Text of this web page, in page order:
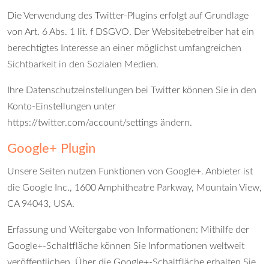
Die Verwendung des Twitter-Plugins erfolgt auf Grundlage
von Art. 6 Abs. 1 lit. f DSGVO. Der Websitebetreiber hat ein
berechtigtes Interesse an einer möglichst umfangreichen
Sichtbarkeit in den Sozialen Medien.
Ihre Datenschutzeinstellungen bei Twitter können Sie in den
Konto-Einstellungen unter
https://twitter.com/account/settings ändern.
Google+ Plugin
Unsere Seiten nutzen Funktionen von Google+. Anbieter ist
die Google Inc., 1600 Amphitheatre Parkway, Mountain View,
CA 94043, USA.
Erfassung und Weitergabe von Informationen: Mithilfe der
Google+-Schaltfläche können Sie Informationen weltweit